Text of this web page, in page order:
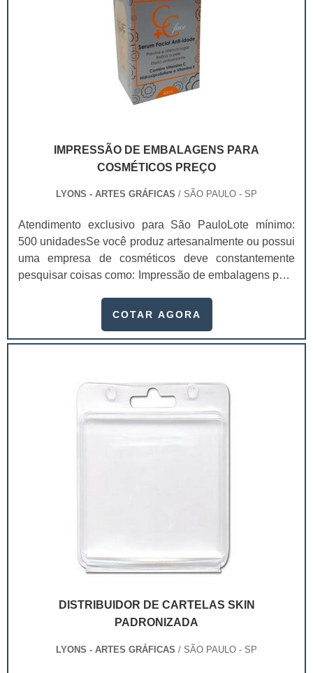
IMPRESSÃO DE EMBALAGENS PARA
COSMÉTICOS PREÇO
LYONS - ARTES GRÁFICAS / SÃO PAULO - SP
Atendimento exclusivo para São PauloLote mínimo:
500 unidadesSe você produz artesanalmente ou possui
uma empresa de cosméticos deve constantemente
pesquisar coisas como: Impressão de embalagens para
um investimento necessário para quem está no
extremamente competitivo, assim, as embalagens
COTAR AGORA
DISTRIBUIDOR DE CARTELAS SKIN
PADRONIZADA
LYONS - ARTES GRÁFICAS / SÃO PAULO - SP